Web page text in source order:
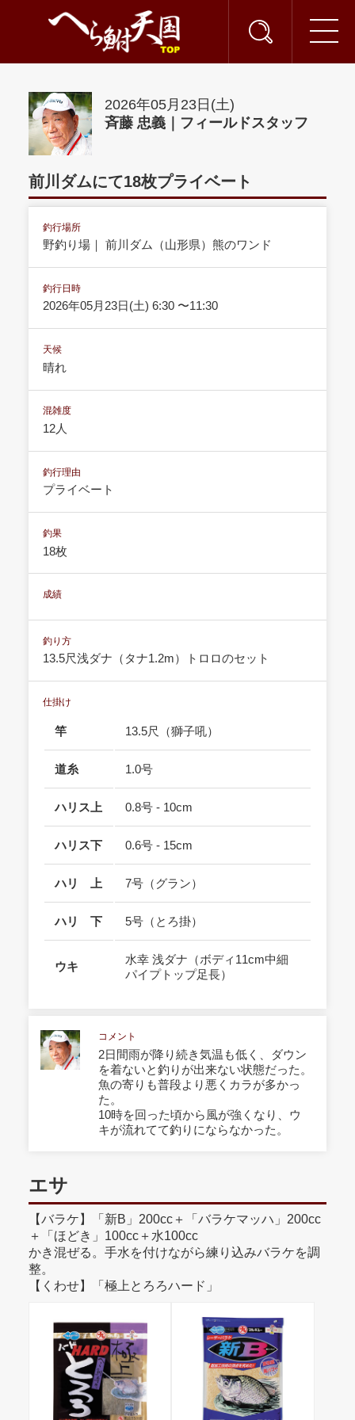
2026年05月23日(土)
斉藤 忠義｜フィールドスタッフ
前川ダムにて18枚プライベート
釣行場所
野釣り場｜ 前川ダム（山形県）熊のワンド
釣行日時
2026年05月23日(土) 6:30 〜11:30
天候
晴れ
混雑度
12人
釣行理由
プライベート
釣果
18枚
成績
釣り方
13.5尺浅ダナ（タナ1.2m）トロロのセット
仕掛け
竿 13.5尺（獅子吼）
道糸 1.0号
ハリス上 0.8号 - 10cm
ハリス下 0.6号 - 15cm
ハリ 上 7号（グラン）
ハリ 下 5号（とろ掛）
ウキ
水幸 浅ダナ（ボディ11cm中細
パイプトップ足長）
コメント
2日間雨が降り続き気温も低く、ダウン
を着ないと釣りが出来ない状態だった。
魚の寄りも普段より悪くカラが多かっ
た。
10時を回った頃から風が強くなり、ウ
キが流れてて釣りにならなかった。
エサ
【バラケ】「新B」200cc＋「バラケマッハ」200cc
＋「ほどき」100cc＋水100cc
かき混ぜる。手水を付けながら練り込みバラケを調
整。
【くわせ】「極上とろろハード」